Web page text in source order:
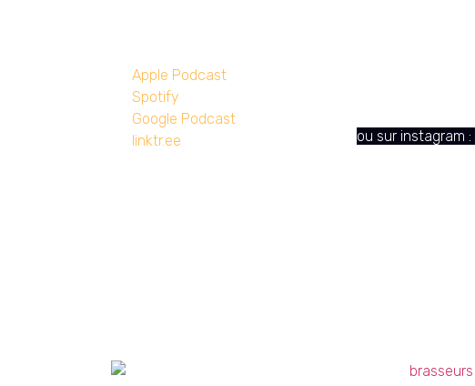
Apple Podcast
Spotify
Google Podcast
linktr.ee
ou sur instagram :